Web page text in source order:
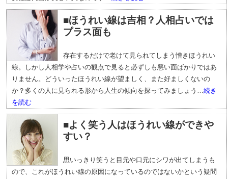
■ほうれい線は吉相？人相占いでは
プラス面も
存在するだけで老けて見られてしまう憎きほうれい
線。しかし人相学や占いの観点で見ると必ずしも悪い面ばかりではあ
りません。どういったほうれい線が望ましく、また好ましくないの
か？多くの人に見られる形から人生の傾向を探ってみましょう…続き
を読む
■よく笑う人はほうれい線ができや
すい？
思いっきり笑うと目元や口元にシワが出てしまうも
ので、これがほうれい線の原因になっているのではないかという疑問